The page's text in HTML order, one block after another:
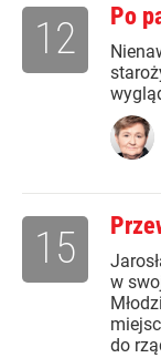
Po
12
w
do
15